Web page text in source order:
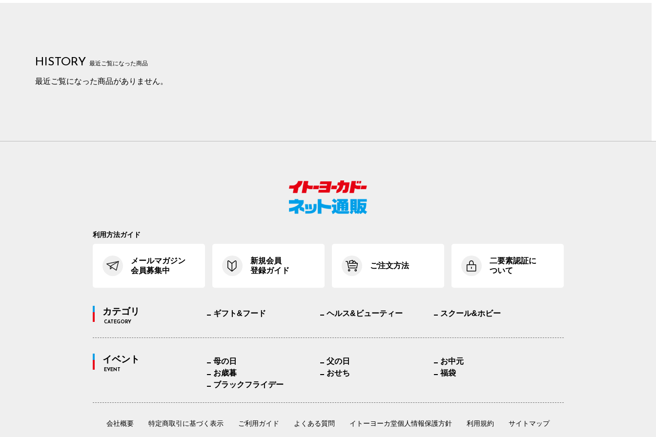
HISTORY 最近ご覧になった商品
最近ご覧になった商品がありません。
利用方法ガイド
メールマガジン
会員募集中
新規会員
登録ガイド
ご注文方法
二要素認証に
ついて
カテゴリ
CATEGORY
ギフト&フード ヘルス&ビューティー スクール&ホビー
イベント
EVENT
母の日 父の日
お中元
お歳暮
おせち
福袋
ブラックフライデー
会社概要 特定商取引に基づく表示 ご利用ガイド よくある質問 イトーヨーカ堂個人情報保護方針 利用規約 サイトマップ